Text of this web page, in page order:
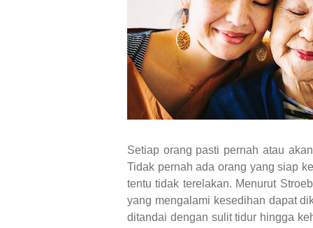
Setiap orang pasti pernah atau
Tidak pernah ada orang yang siap
tentu tidak terelakan. Menurut
yang mengalami kesedihan dapat
ditandai dengan sulit tidur hingga